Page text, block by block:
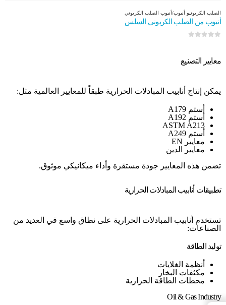
الصلب الكربونيو أنبوب/أنبوب الصلب الكربوني
أنبوب من الصلب الكربوني السلس
معايير التصنيع
يمكن إنتاج أنابيب المبادلات الحرارية طبقاً للمعايير العالمية مثل:
أستم A179
أستم A192
ASTM A213
أستم A249
معايير EN
معايير الدين
تضمن هذه المعايير جودة مستقرة وأداء ميكانيكي موثوق.
تطبيقات أنابيب المبادلات الحرارية
تستخدم أنابيب المبادلات الحرارية على نطاق واسع في العديد من
الصناعات:
توليد الطاقة
أنظمة الغلايات
مكثفات البخار
محطات الطاقة الحرارية
Oil & Gas Industry